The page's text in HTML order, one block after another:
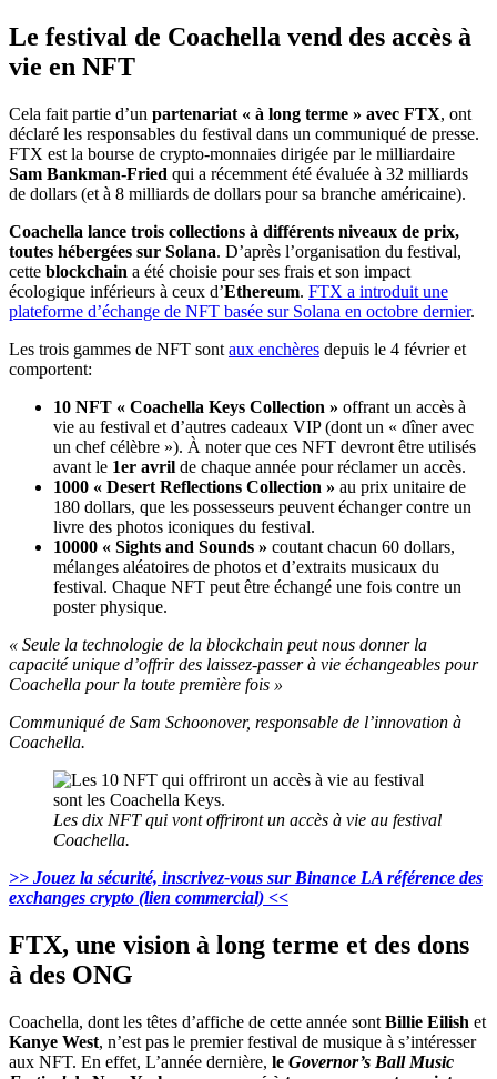
Le festival de Coachella vend des accès à
vie en NFT
Cela fait partie d’un partenariat « à long terme » avec FTX, ont
déclaré les responsables du festival dans un communiqué de presse.
FTX est la bourse de crypto-monnaies dirigée par le milliardaire
Sam Bankman-Fried qui a récemment été évaluée à 32 milliards
de dollars (et à 8 milliards de dollars pour sa branche américaine).
Coachella lance trois collections à différents niveaux de prix,
toutes hébergées sur Solana. D’après l’organisation du festival,
cette blockchain a été choisie pour ses frais et son impact
écologique inférieurs à ceux d’Ethereum. FTX a introduit une
plateforme d’échange de NFT basée sur Solana en octobre dernier.
Les trois gammes de NFT sont aux enchères depuis le 4 février et
comportent:
10 NFT « Coachella Keys Collection » offrant un accès à
vie au festival et d’autres cadeaux VIP (dont un « dîner avec
un chef célèbre »). À noter que ces NFT devront être utilisés
avant le 1er avril de chaque année pour réclamer un accès.
1000 « Desert Reflections Collection » au prix unitaire de
180 dollars, que les possesseurs peuvent échanger contre un
livre des photos iconiques du festival.
10000 « Sights and Sounds » coutant chacun 60 dollars,
mélanges aléatoires de photos et d’extraits musicaux du
festival. Chaque NFT peut être échangé une fois contre un
poster physique.
« Seule la technologie de la blockchain peut nous donner la
capacité unique d’offrir des laissez-passer à vie échangeables pour
Coachella pour la toute première fois »
Communiqué de Sam Schoonover, responsable de l’innovation à
Coachella.
Les dix NFT qui vont offriront un accès à vie au festival
Coachella.
>> Jouez la sécurité, inscrivez-vous sur Binance LA référence des
exchanges crypto (lien commercial) <<
FTX, une vision à long terme et des dons
à des ONG
Coachella, dont les têtes d’affiche de cette année sont Billie Eilish et
Kanye West, n’est pas le premier festival de musique à s’intéresser
aux NFT. En effet, L’année dernière, le Governor’s Ball Music